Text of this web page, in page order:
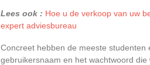
Lees ook : Hoe u de verkoop van uw
expert adviesbureau
Concreet hebben de meeste
gebruikersnaam en het wachtwoord